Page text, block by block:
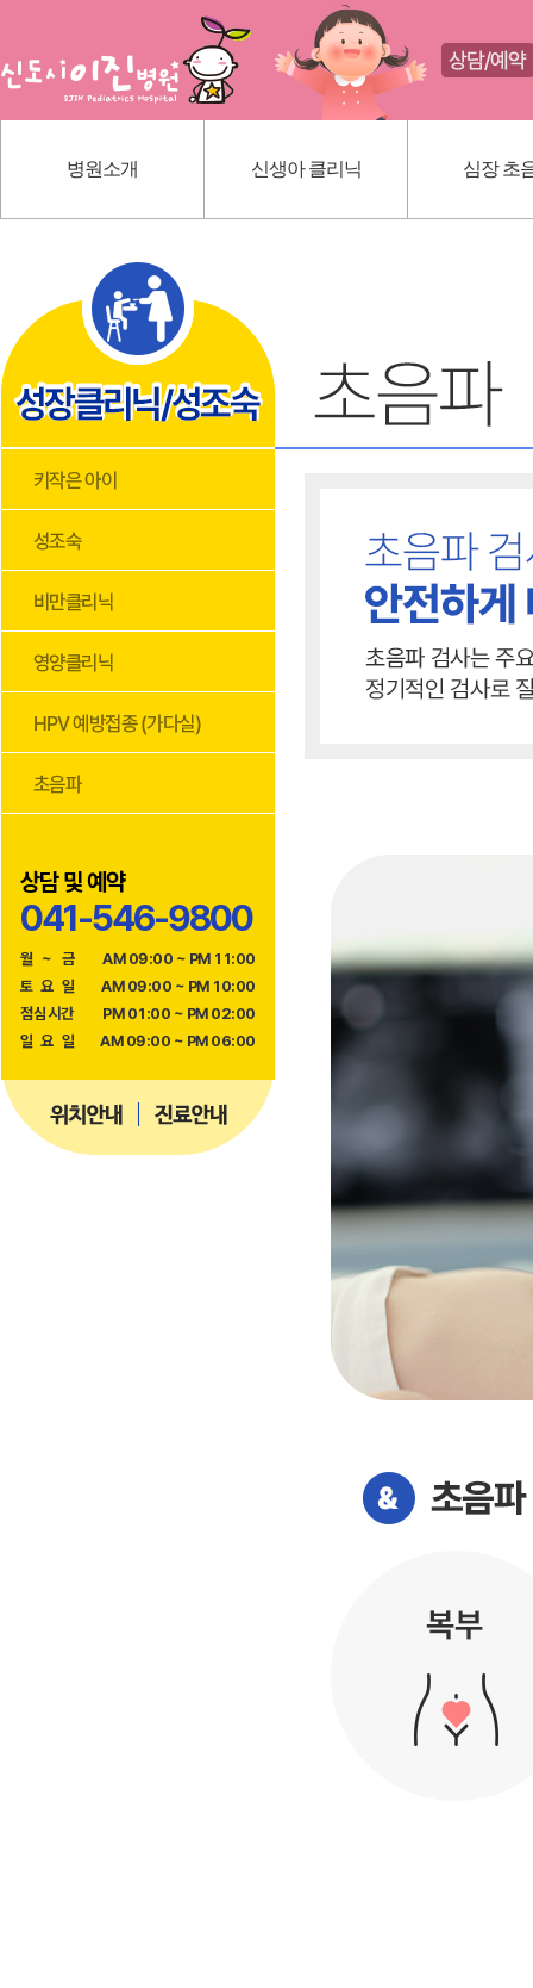
병원소개 신생아 클리닉 심장 초
인사말
의료진 소개
진료 안내
내부 시설
신생아 황달
딤플초음파
상담 및 예약
041-546-9800
월 ~ 금
AM 09:00 ~ PM 11:00
토 요 일
AM 09:00 ~ PM 10:00
점심시간
PM 01:00 ~ PM 02:00
일 요 일 AM 09:00 ~ PM 06:00